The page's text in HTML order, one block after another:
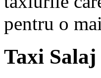
pentru o
Taxi Salaj